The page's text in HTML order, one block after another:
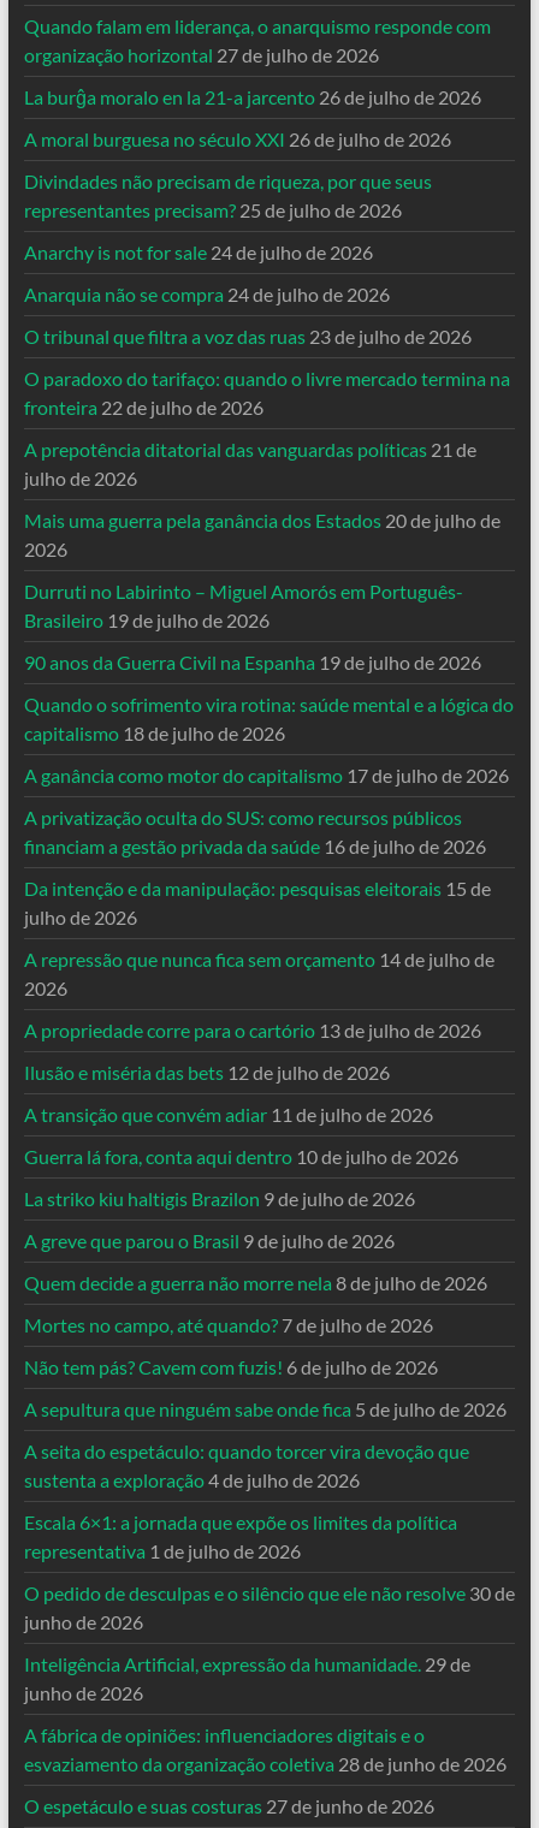
Quando falam em liderança, o anarquismo responde com
organização horizontal 27 de julho de 2026
La burĝa moralo en la 21-a jarcento 26 de julho de 2026
A moral burguesa no século XXI 26 de julho de 2026
Divindades não precisam de riqueza, por que seus
representantes precisam? 25 de julho de 2026
Anarchy is not for sale 24 de julho de 2026
Anarquia não se compra 24 de julho de 2026
O tribunal que filtra a voz das ruas 23 de julho de 2026
O paradoxo do tarifaço: quando o livre mercado termina na
fronteira 22 de julho de 2026
A prepotência ditatorial das vanguardas políticas 21 de
julho de 2026
Mais uma guerra pela ganância dos Estados 20 de julho de
2026
Durruti no Labirinto – Miguel Amorós em Português-
Brasileiro 19 de julho de 2026
90 anos da Guerra Civil na Espanha 19 de julho de 2026
Quando o sofrimento vira rotina: saúde mental e a lógica do
capitalismo 18 de julho de 2026
A ganância como motor do capitalismo 17 de julho de 2026
A privatização oculta do SUS: como recursos públicos
financiam a gestão privada da saúde 16 de julho de 2026
Da intenção e da manipulação: pesquisas eleitorais 15 de
julho de 2026
A repressão que nunca fica sem orçamento 14 de julho de
2026
A propriedade corre para o cartório 13 de julho de 2026
Ilusão e miséria das bets 12 de julho de 2026
A transição que convém adiar 11 de julho de 2026
Guerra lá fora, conta aqui dentro 10 de julho de 2026
La striko kiu haltigis Brazilon 9 de julho de 2026
A greve que parou o Brasil 9 de julho de 2026
Quem decide a guerra não morre nela 8 de julho de 2026
Mortes no campo, até quando? 7 de julho de 2026
Não tem pás? Cavem com fuzis! 6 de julho de 2026
A sepultura que ninguém sabe onde fica 5 de julho de 2026
A seita do espetáculo: quando torcer vira devoção que
sustenta a exploração4 de julho de 2026
Escala 6×1: a jornada que expõe os limites da política
representativa 1 de julho de 2026
O pedido de desculpas e o silêncio que ele não resolve 30 de
junho de 2026
Inteligência Artificial, expressão da humanidade. 29 de
junho de 2026
A fábrica de opiniões: influenciadores digitais e o
esvaziamento da organização coletiva 28 de junho de 2026
O espetáculo e suas costuras 27 de junho de 2026